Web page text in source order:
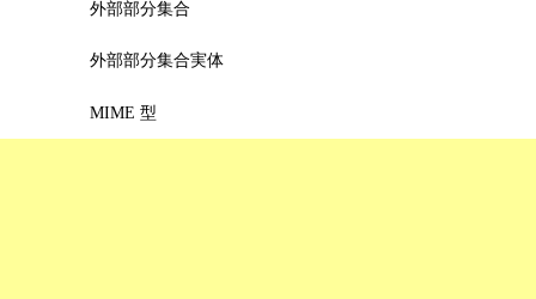
外部部分集合
外部部分集合実体
MIME 型